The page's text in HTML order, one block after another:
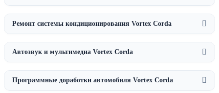
Ремонт системы кондиционирования Vortex Corda
Автозвук и мультимедиа Vortex Corda
Программные доработки автомобиля Vortex Corda